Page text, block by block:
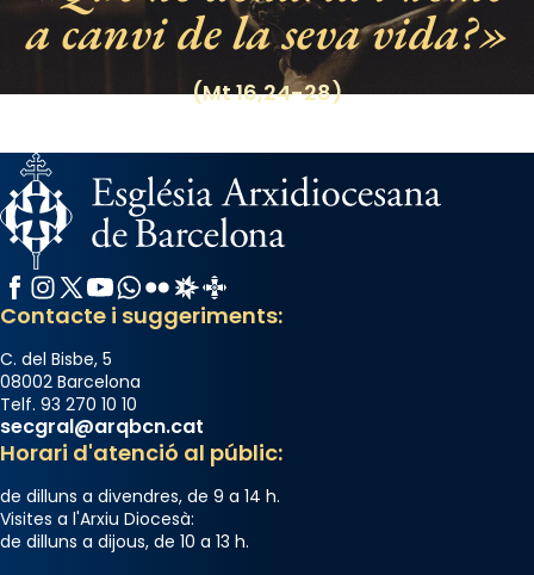
Photo
a canvi de la seva vida?
(Mt 16,24-28)
Facebook
Instagram
X / Twitter
YouTube
WhatsApp
FlickrRadio Estel
Catalunya Cristiana
Contacte i suggeriments:
C. del Bisbe, 5
08002 Barcelona
Telf. 93 270 10 10
secgral@arqbcn.cat
Horari d'atenció al públic:
de dilluns a divendres, de 9 a 14 h.
Visites a l'Arxiu Diocesà:
de dilluns a dijous, de 10 a 13 h.